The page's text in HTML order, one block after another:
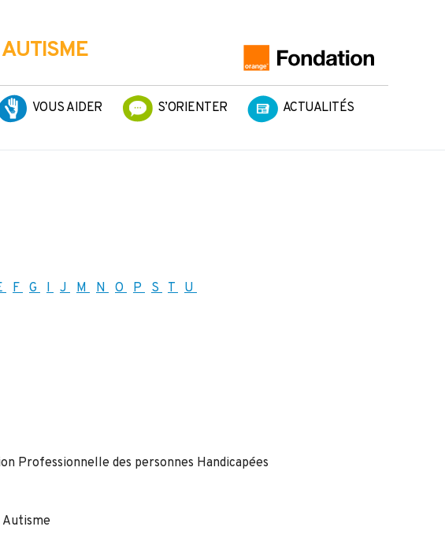
AUTISME
VOUS AIDER S’ORIENTER ACTUALITÉS
F G I J M N O P S T U
Professionnelle des personnes Handicapées
Autisme